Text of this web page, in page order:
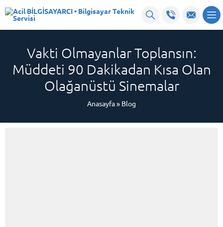
Vakti Olmayanlar Toplansın:
Müddeti 90 Dakikadan Kısa Olan
Olağanüstü Sinemalar
Anasayfa» Blog